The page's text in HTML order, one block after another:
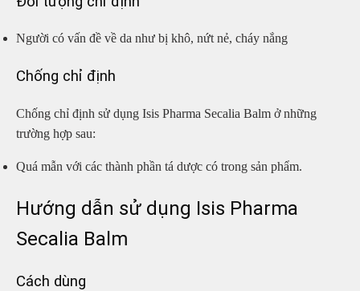
Người có vấn đề về da như bị khô, nứt nẻ, cháy nắng
Chống chỉ định
Chống chỉ định sử dụng Isis Pharma Secalia Balm ở những
trường hợp sau:
Quá mẫn với các thành phần tá dược có trong sản phẩm.
Hướng dẫn sử dụng Isis Pharma
Secalia Balm
Cách dùng